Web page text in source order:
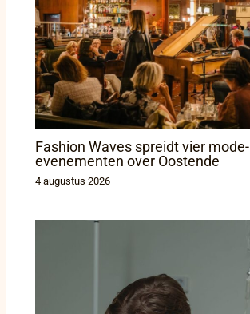
Fashion Waves spreidt vier mode-
evenementen over Oostende
4 augustus 2026